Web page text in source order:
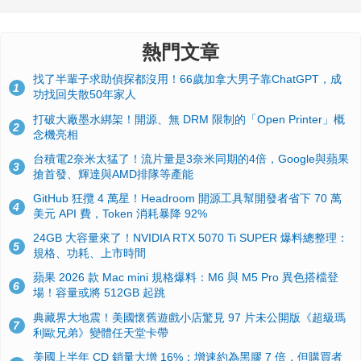
熱門文章
1
找了半輩子求助偵探都沒用！66歲加拿大男子靠ChatGPT，成
功找回失散50年家人
2
打破大廠墨水綁架！開源、無 DRM 限制的「Open Printer」概
念機亮相
3
台積電2奈米太猛了！流片量是3奈米同期的4倍，Google與蘋果
搶首發、輝達與AMD排隊等產能
4
GitHub 狂攬 4 萬星！Headroom 開源工具幫開發者省下 70 萬
美元 API 費，Token 消耗暴降 92%
5
24GB 大容量來了！NVIDIA RTX 5070 Ti SUPER 爆料總整理：
規格、功耗、上市時間
6
蘋果 2026 款 Mac mini 規格爆料：M6 與 M5 Pro 異色搭檔登
場！容量或將 512GB 起跳
7
典藏界大地震！美國懷舊遊戲小店驚見 97 片未公開版《超級瑪
利歐兄弟》變體任天堂卡帶
美國上半年 CD 銷量大增 16%：增速約為黑膠 7 倍，但購買者